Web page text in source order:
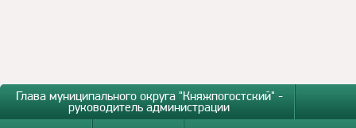
Глава муниципального округа "Княжпогостский" -
руководитель администрации